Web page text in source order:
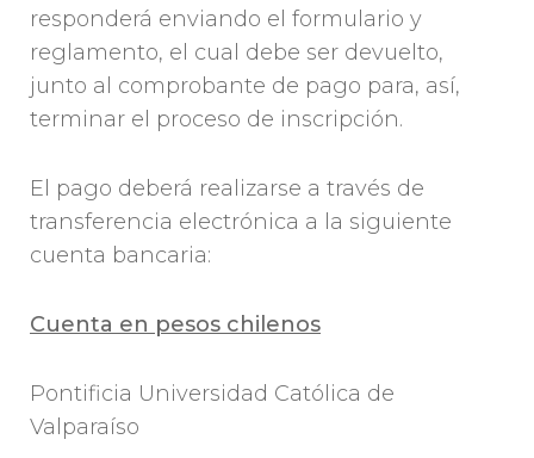
responderá enviando el formulario y
reglamento, el cual debe ser devuelto,
junto al comprobante de pago para, así,
terminar el proceso de inscripción.
El pago deberá realizarse a través de
transferencia electrónica a la siguiente
cuenta bancaria:
Cuenta en pesos chilenos
Pontificia Universidad Católica de
Valparaíso